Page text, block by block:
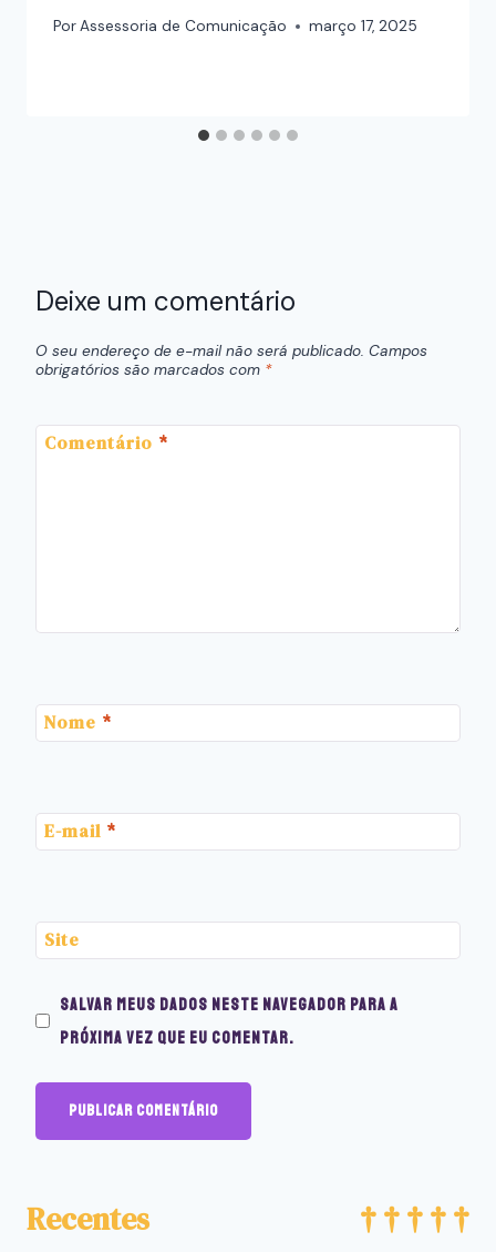
PorAssessoria de Comunicação março 17, 2025
Deixe um comentário
O seu endereço de e-mail não será publicado. Campos
obrigatórios são marcados com *
Comentário *
Nome *
E-mail *
Site
Salvar meus dados neste navegador para a
próxima vez que eu comentar.
Recentes